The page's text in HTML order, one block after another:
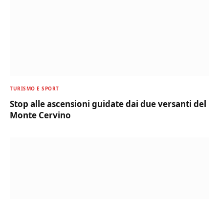
TURISMO E SPORT
Stop alle ascensioni guidate dai due versanti del
Monte Cervino